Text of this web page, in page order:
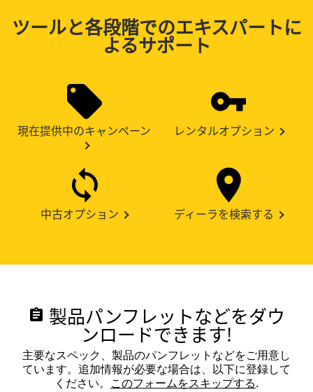
ツールと各段階でのエキスパートに
よるサポート
現在提供中のキャンペーン レンタルオプション
中古オプション ディーラを検索する
assignment 製品パンフレットなどをダウ
ンロードできます!
主要なスペック、製品のパンフレットなどをご用意し
ています。追加情報が必要な場合は、以下に登録して
ください。 このフォームをスキップする.